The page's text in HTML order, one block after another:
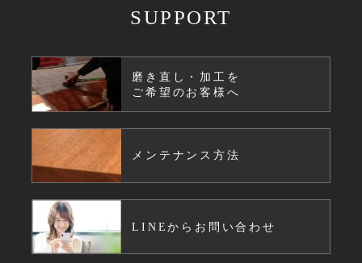
SUPPORT
磨き直し・加工を
ご希望のお客様へ
メンテナンス方法
LINEからお問い合わせ